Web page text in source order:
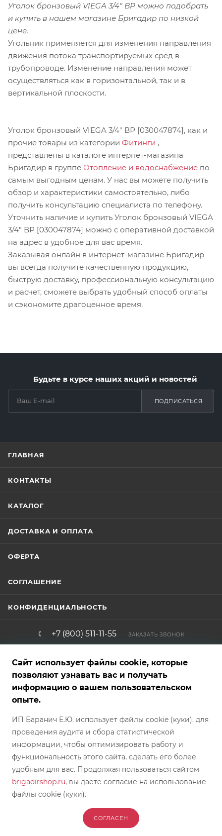
Уголок бронзовый VIEGA 3/4" ВР можно подобрать
и купить в нашем магазине Бригадир по низкой
цене.
Угольник применяется для изменения направления
движения потока транспортируемых сред в
трубопроводе. Изменение направления может
осуществляться как в горизонтальной, так и в
вертикальной плоскости.
Уголок бронзовый VIEGA 3/4" ВР [030047874], как и
прочие товары из категории Фитинги ,
представлены в каталоге интернет-магазина
Бригадир в группе Отопление и водоснабжение по
самым выгодным ценам. У нас вы можете получить
обзор и характеристики самостоятельно, либо
получить консультацию специалиста по телефону.
Уточнить наличие и купить Уголок бронзовый VIEGA
3/4" ВР [030047874] можно с оперативной доставкой
на адрес в удобное для вас время.
Заказывая онлайн в интернет-магазине Бригадир
вы всегда получите качественную продукцию,
быструю доставку, профессиональную консультацию
и расчет, сможете выбрать удобный способ оплаты
и сэкономите драгоценное время.
Будьте в курсе наших акций и новостей
ПОДПИСАТЬСЯ
ГЛАВНАЯ
КОНТАКТЫ
КАТАЛОГ
ДОСТАВКА И ОПЛАТА
ОФЕРТА
СОГЛАШЕНИЕ
КОНФИДЕНЦИАЛЬНОСТЬ
+7 (800) 511-11-55 ЗАКАЗАТЬ ЗВОНОК
Представленные на сайте товары — фотообразцы, графические,
товара, характеристики, страна производителя и комплект
изменены производителем без предварительного
предупреждения/отображения в каталоге магазина БРИГАДИР.
Обратите внимание, что цвет, оттенок, текстура и фактура товара
могут отличаться от фотографий, представленных на сайте.
Условия покупки каждого конкретного товара требуют
согласования непосредственно с менеджером интернет-
магазина. Предложение между Покупателем и Продавцом
действует с момента согласования его с менеджером магазина.
2026 © БРИГАДИР - интернет-магазин
Сайт использует файлы cookie, которые
позволяют узнавать вас и получать
информацию о вашем пользовательском
опыте.
ИП Баранич Е.Ю. использует файлы cookie (куки), для
проведения аудита и сбора статистической
информации, чтобы оптимизировать работу и
функциональность этого сайта, сделать его более
удобным для вас. Продолжая пользоваться сайтом
brigadirshop.ru, вы даете согласие на использование
файлы cookie (куки).
СОГЛАСЕН